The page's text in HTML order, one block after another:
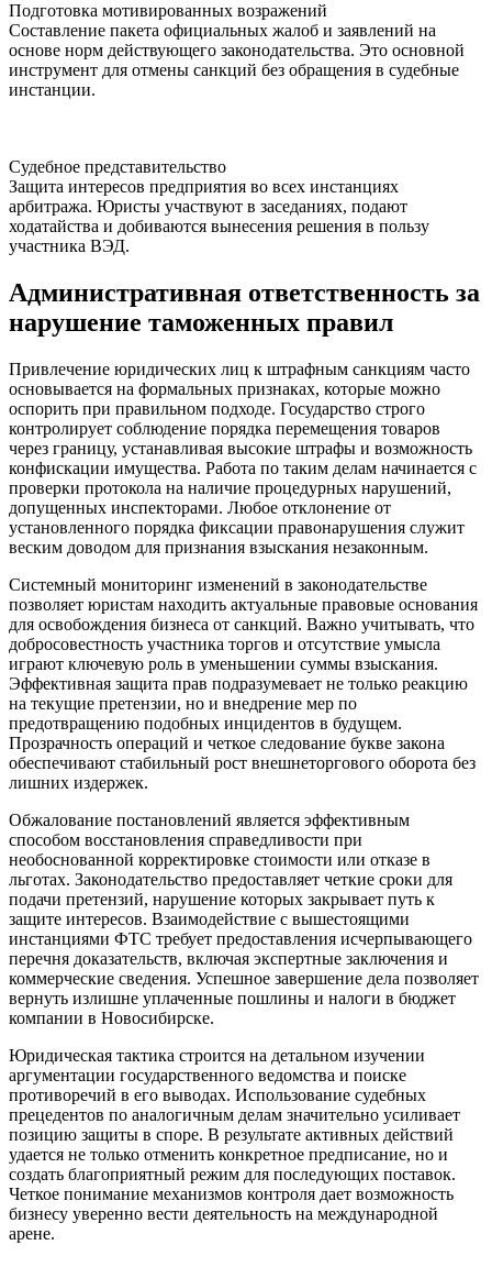
Подготовка мотивированных возражений
Составление пакета официальных жалоб и заявлений на
основе норм действующего законодательства. Это основной
инструмент для отмены санкций без обращения в судебные
инстанции.
Судебное представительство
Защита интересов предприятия во всех инстанциях
арбитража. Юристы участвуют в заседаниях, подают
ходатайства и добиваются вынесения решения в пользу
участника ВЭД.
Административная ответственность за
нарушение таможенных правил
Привлечение юридических лиц к штрафным санкциям часто
основывается на формальных признаках, которые можно
оспорить при правильном подходе. Государство строго
контролирует соблюдение порядка перемещения товаров
через границу, устанавливая высокие штрафы и возможность
конфискации имущества. Работа по таким делам начинается с
проверки протокола на наличие процедурных нарушений,
допущенных инспекторами. Любое отклонение от
установленного порядка фиксации правонарушения служит
веским доводом для признания взыскания незаконным.
Системный мониторинг изменений в законодательстве
позволяет юристам находить актуальные правовые основания
для освобождения бизнеса от санкций. Важно учитывать, что
добросовестность участника торгов и отсутствие умысла
играют ключевую роль в уменьшении суммы взыскания.
Эффективная защита прав подразумевает не только реакцию
на текущие претензии, но и внедрение мер по
предотвращению подобных инцидентов в будущем.
Прозрачность операций и четкое следование букве закона
обеспечивают стабильный рост внешнеторгового оборота без
лишних издержек.
Обжалование постановлений является эффективным
способом восстановления справедливости при
необоснованной корректировке стоимости или отказе в
льготах. Законодательство предоставляет четкие сроки для
подачи претензий, нарушение которых закрывает путь к
защите интересов. Взаимодействие с вышестоящими
инстанциями ФТС требует предоставления исчерпывающего
перечня доказательств, включая экспертные заключения и
коммерческие сведения. Успешное завершение дела позволяет
вернуть излишне уплаченные пошлины и налоги в бюджет
компании в Новосибирске.
Юридическая тактика строится на детальном изучении
аргументации государственного ведомства и поиске
противоречий в его выводах. Использование судебных
прецедентов по аналогичным делам значительно усиливает
позицию защиты в споре. В результате активных действий
удается не только отменить конкретное предписание, но и
создать благоприятный режим для последующих поставок.
Четкое понимание механизмов контроля дает возможность
бизнесу уверенно вести деятельность на международной
арене.